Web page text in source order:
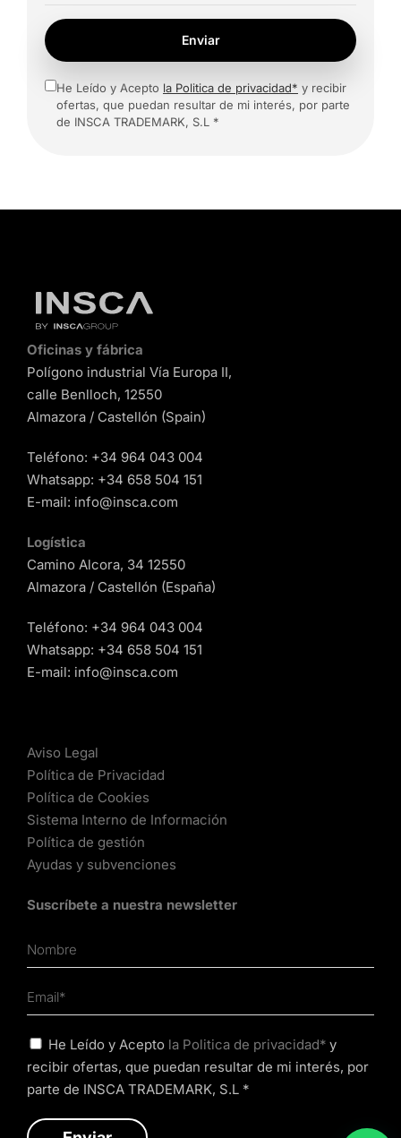
Enviar
He Leído y Acepto la Politica de privacidad* y recibir
ofertas, que puedan resultar de mi interés, por parte
de INSCA TRADEMARK, S.L *
Oficinas y fábrica
Polígono industrial Vía Europa II,
calle Benlloch, 12550
Almazora / Castellón (Spain)
Teléfono: +34 964 043 004
Whatsapp: +34 658 504 151
E-mail: info@insca.com
Logística
Camino Alcora, 34 12550
Almazora / Castellón (España)
Teléfono: +34 964 043 004
Whatsapp: +34 658 504 151
E-mail: info@insca.com
Aviso Legal
Política de Privacidad
Política de Cookies
Sistema Interno de Información
Política de gestión
Ayudas y subvenciones
Suscríbete a nuestra newsletter
He Leído y Acepto la Politica de privacidad* y
recibir ofertas, que puedan resultar de mi interés, por
parte de INSCA TRADEMARK, S.L *